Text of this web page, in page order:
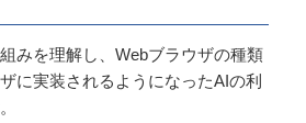
みを理解し、Webブラウザの種類
に実装されるようになったAIの利